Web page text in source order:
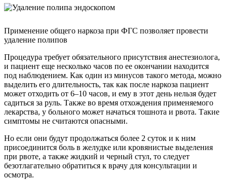
Применение общего наркоза при ФГС позволяет провести
удаление полипов
Процедура требует обязательного присутствия анестезиолога,
и пациент еще несколько часов по ее окончании находится
под наблюдением. Как один из минусов такого метода, можно
выделить его длительность, так как после наркоза пациент
может отходить от 6–10 часов, и ему в этот день нельзя будет
садиться за руль. Также во время отхождения применяемого
лекарства, у больного может начаться тошнота и рвота. Такие
симптомы не считаются опасными.
Но если они будут продолжаться более 2 суток и к ним
присоединится боль в желудке или кровянистые выделения
при рвоте, а также жидкий и черный стул, то следует
безотлагательно обратиться к врачу для консультации и
осмотра.